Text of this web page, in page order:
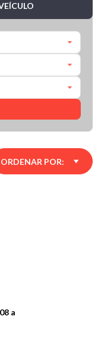
ORDENAR POR:
a